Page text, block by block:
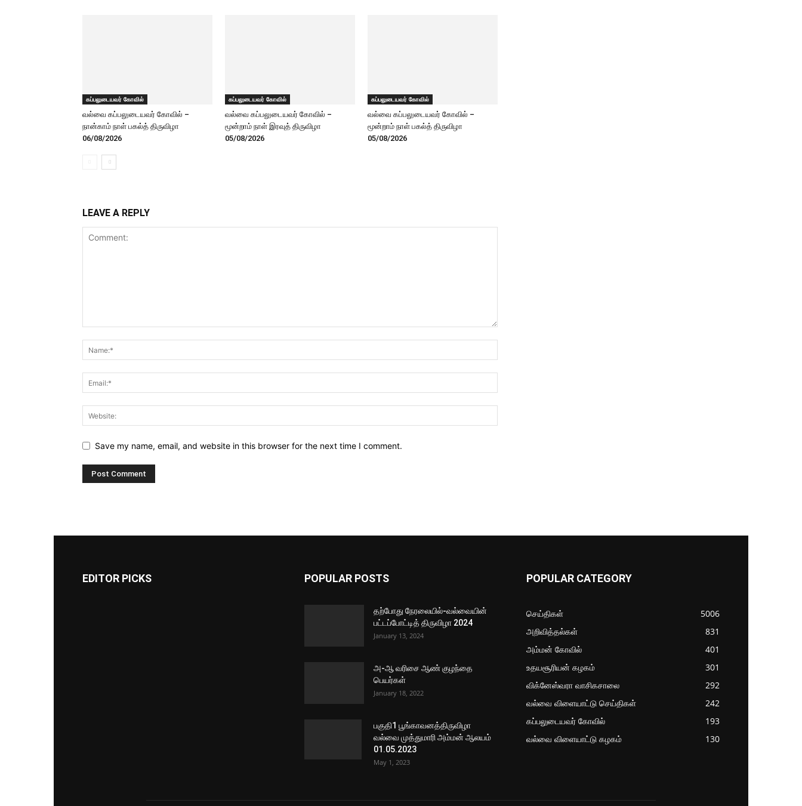
கப்பலுடையவர் கோவில்
வல்வை கப்பலுடையவர் கோவில் –
நான்காம் நாள் பகல்த் திருவிழா
06/08/2026
கப்பலுடையவர் கோவில்
வல்வை கப்பலுடையவர் கோவில் –
மூன்றாம் நாள் இரவுத் திருவிழா
05/08/2026
கப்பலுடையவர் கோவில்
வல்வை கப்பலுடையவர் கோவில் –
மூன்றாம் நாள் பகல்த் திருவிழா
05/08/2026
LEAVE A REPLY
Save my name, email, and website in this browser for the next time I comment.
EDITOR PICKS POPULAR POSTS
தற்போது நேரலையில்-வல்வையின்
பட்டப்போட்டித் திருவிழா 2024
January 13, 2024
அ-ஆ வரிசை ஆண் குழந்தை
பெயர்கள்
January 18, 2022
பகுதி1 பூங்காவனத்திருவிழா
வல்வை முத்துமாரி அம்மன் ஆலயம்
01.05.2023
May 1, 2023
POPULAR CATEGORY
செய்திகள்
5006
அறிவித்தல்கள்
831
அம்மன் கோவில்
401
உதயசூரியன் கழகம்
301
விக்னேஸ்வரா வாசிகசாலை
292
வல்வை விளையாட்டு செய்திகள்
242
கப்பலுடையவர் கோவில்
193
வல்வை விளையாட்டு கழகம்
130